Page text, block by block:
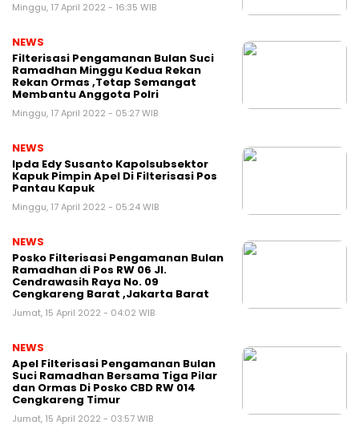
Minggu, 17 April 2022 - 16:35 WIB
NEWS
Filterisasi Pengamanan Bulan Suci
Ramadhan Minggu Kedua Rekan
Rekan Ormas ,Tetap Semangat
Membantu Anggota Polri
Minggu, 17 April 2022 - 05:27 WIB
NEWS
Ipda Edy Susanto Kapolsubsektor
Kapuk Pimpin Apel Di Filterisasi Pos
Pantau Kapuk
Minggu, 17 April 2022 - 05:24 WIB
NEWS
Posko Filterisasi Pengamanan Bulan
Ramadhan di Pos RW 06 Jl.
Cendrawasih Raya No. 09
Cengkareng Barat ,Jakarta Barat
Jumat, 15 April 2022 - 04:02 WIB
NEWS
Apel Filterisasi Pengamanan Bulan
Suci Ramadhan Bersama Tiga Pilar
dan Ormas Di Posko CBD RW 014
Cengkareng Timur
Jumat, 15 April 2022 - 03:57 WIB